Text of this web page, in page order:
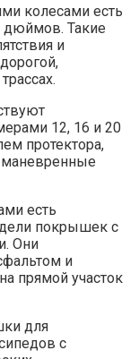
колесами есть
Такие
и
12, 16 и 20
протектора,
маневренные
есть
покрышек с
Они
и
прямой участок
для
с